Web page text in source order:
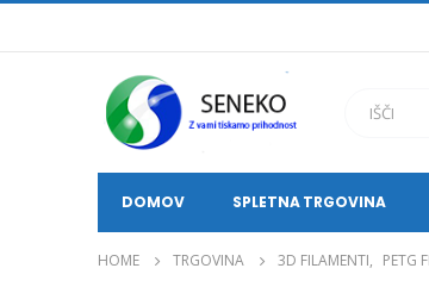
DOMOV SPLETNA TRGOVINA
HOME TRGOVINA 3D FILAMENTI, PETG